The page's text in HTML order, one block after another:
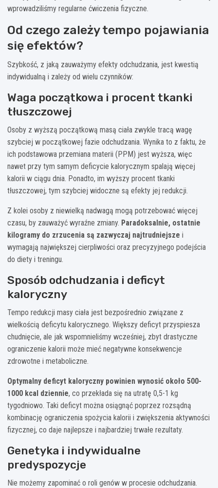
wprowadziliśmy regularne ćwiczenia fizyczne.
Od czego zależy tempo pojawiania
się efektów?
Szybkość, z jaką zauważymy efekty odchudzania, jest kwestią
indywidualną i zależy od wielu czynników:
Waga początkowa i procent tkanki
tłuszczowej
Osoby z wyższą początkową masą ciała zwykle tracą wagę
szybciej w początkowej fazie odchudzania. Wynika to z faktu, że
ich podstawowa przemiana materii (PPM) jest wyższa, więc
nawet przy tym samym deficycie kalorycznym spalają więcej
kalorii w ciągu dnia. Ponadto, im wyższy procent tkanki
tłuszczowej, tym szybciej widoczne są efekty jej redukcji.
Z kolei osoby z niewielką nadwagą mogą potrzebować więcej
czasu, by zauważyć wyraźne zmiany. Paradoksalnie, ostatnie
kilogramy do zrzucenia są zazwyczaj najtrudniejsze i
wymagają największej cierpliwości oraz precyzyjnego podejścia
do diety i treningu.
Sposób odchudzania i deficyt
kaloryczny
Tempo redukcji masy ciała jest bezpośrednio związane z
wielkością deficytu kalorycznego. Większy deficyt przyspiesza
chudnięcie, ale jak wspomnieliśmy wcześniej, zbyt drastyczne
ograniczenie kalorii może mieć negatywne konsekwencje
zdrowotne i metaboliczne.
Optymalny deficyt kaloryczny powinien wynosić około 500-
1000 kcal dziennie, co przekłada się na utratę 0,5-1 kg
tygodniowo. Taki deficyt można osiągnąć poprzez rozsądną
kombinację ograniczenia spożycia kalorii i zwiększenia aktywności
fizycznej, co daje najlepsze i najbardziej trwałe rezultaty.
Genetyka i indywidualne
predyspozycje
Nie możemy zapominać o roli genów w procesie odchudzania.